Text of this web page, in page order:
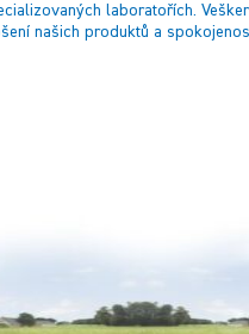
laboratořích.
našich produktů a